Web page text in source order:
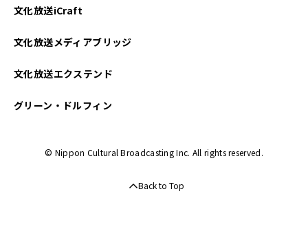
文化放送iCraft
文化放送メディアブリッジ
文化放送エクステンド
グリーン・ドルフィン
© Nippon Cultural Broadcasting Inc. All rights reserved.
Back to Top